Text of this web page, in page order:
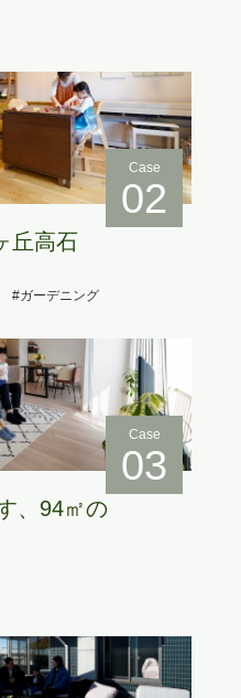
Case
02
丘高石
#ガーデニング
Case
03
、94㎡の